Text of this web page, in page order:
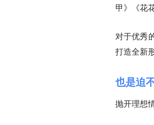
甲》《花
对于优秀
打造全新
也是迫
抛开理想